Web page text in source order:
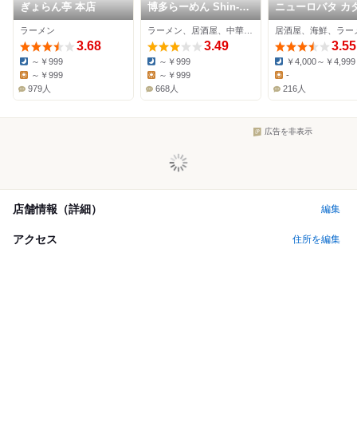
ぎょらん亭 本店
ラーメン
3.68
Dinner:
～￥999
～￥999
979人
博多らーめん Shin-
Shin アミュプラザ小
倉店
3.49
Dinner:
～￥999
～￥999
668人
ニューロバタ カ
食堂
居酒屋、海鮮、ラー
3.55
Dinner:
￥4,000～￥4,999
-
216人
広告を非表示
店舗情報（詳細） 編集
アクセス 住所を編集